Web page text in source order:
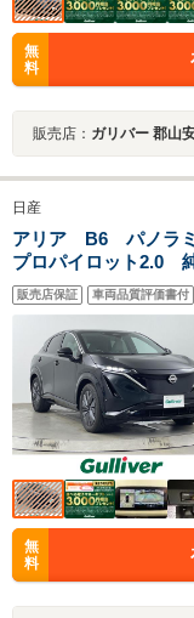
無
料
販売店： ガリバー 郡山
日産
アリア B6 パノラ
プロパイロット2.0
囲カメラ ETC2.0
ックドア 純正19イ
販売店保証 車両品質評価書付
無
料